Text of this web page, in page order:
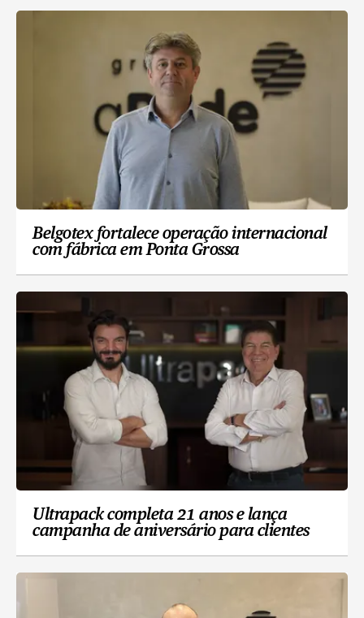
Belgotex fortalece operação internacional
com fábrica em Ponta Grossa
Ultrapack completa 21 anos e lança
campanha de aniversário para clientes